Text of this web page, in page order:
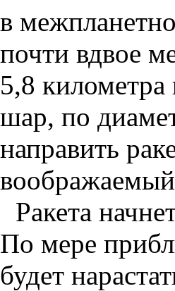
в
почти вдвое
5,8 километра
шар, по
направить
Ракета
По мере
будет